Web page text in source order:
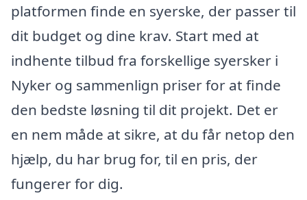
platformen finde en syerske, der passer til
dit budget og dine krav. Start med at
indhente tilbud fra forskellige syersker i
Nyker og sammenlign priser for at finde
den bedste løsning til dit projekt. Det er
en nem måde at sikre, at du får netop den
hjælp, du har brug for, til en pris, der
fungerer for dig.